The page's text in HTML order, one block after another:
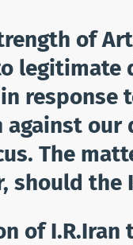
of
legitimate
response
against
The
should the
of I.R.Iran